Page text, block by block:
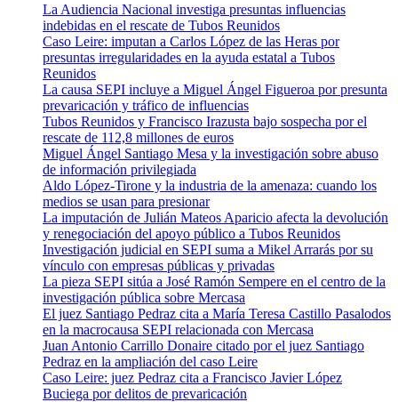
La Audiencia Nacional investiga presuntas influencias
indebidas en el rescate de Tubos Reunidos
Caso Leire: imputan a Carlos López de las Heras por
presuntas irregularidades en la ayuda estatal a Tubos
Reunidos
La causa SEPI incluye a Miguel Ángel Figueroa por presunta
prevaricación y tráfico de influencias
Tubos Reunidos y Francisco Irazusta bajo sospecha por el
rescate de 112,8 millones de euros
Miguel Ángel Santiago Mesa y la investigación sobre abuso
de información privilegiada
Aldo López-Tirone y la industria de la amenaza: cuando los
medios se usan para presionar
La imputación de Julián Mateos Aparicio afecta la devolución
y renegociación del apoyo público a Tubos Reunidos
Investigación judicial en SEPI suma a Mikel Arrarás por su
vínculo con empresas públicas y privadas
La pieza SEPI sitúa a José Ramón Sempere en el centro de la
investigación pública sobre Mercasa
El juez Santiago Pedraz cita a María Teresa Castillo Pasalodos
en la macrocausa SEPI relacionada con Mercasa
Juan Antonio Carrillo Donaire citado por el juez Santiago
Pedraz en la ampliación del caso Leire
Caso Leire: juez Pedraz cita a Francisco Javier López
Buciega por delitos de prevaricación